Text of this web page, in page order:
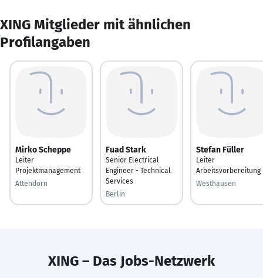
XING Mitglieder mit ähnlichen
Profilangaben
Mirko Scheppe
Leiter
Projektmanagement
Attendorn
Fuad Stark
Senior Electrical
Engineer - Technical
Services
Berlin
Stefan Füller
Leiter
Arbeitsvorbereitung
Westhausen
XING – Das Jobs-Netzwerk